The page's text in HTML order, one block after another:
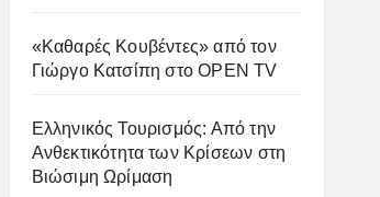
«Καθαρές Κουβέντες» από τον
Γιώργο Κατσίπη στο OPEN TV
Ελληνικός Τουρισμός: Από την
Ανθεκτικότητα των Κρίσεων στη
Βιώσιμη Ωρίμαση